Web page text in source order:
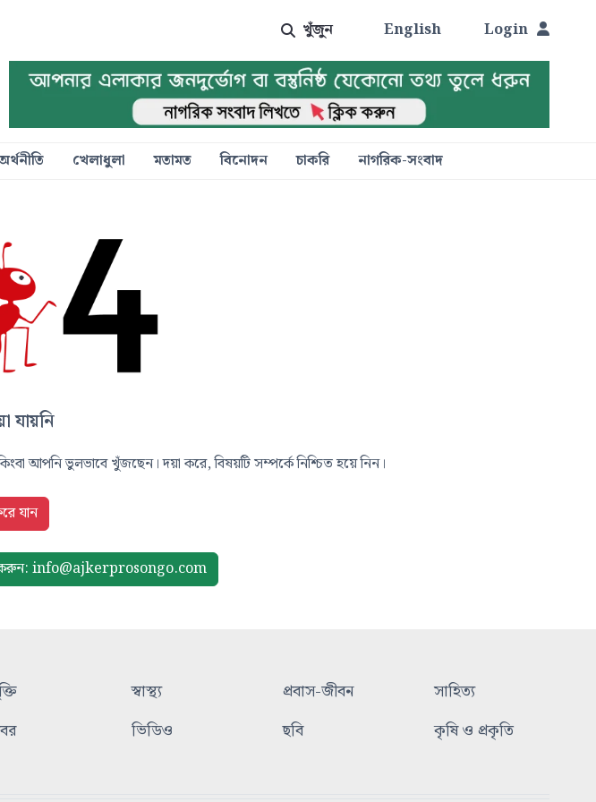
খুঁজুন English Login
খেলাধুলা মতামত বিনোদন চাকরি নাগরিক-সংবাদ
যায়নি
আপনি ভুলভাবে খুঁজছেন। দয়া করে, বিষয়টি সম্পর্কে নিশ্চিত হয়ে নিন।
যান
info@ajkerprosongo.com
স্বাস্থ্য প্রবাস-জীবন
সাহিত্য
ভিডিও ছবি কৃষি ও প্রকৃতি